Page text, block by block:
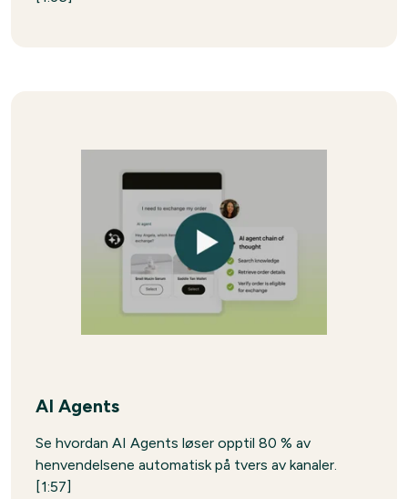
AI Agents
Se hvordan AI Agents løser opptil 80 % av
henvendelsene automatisk på tvers av kanaler.
[1:57]